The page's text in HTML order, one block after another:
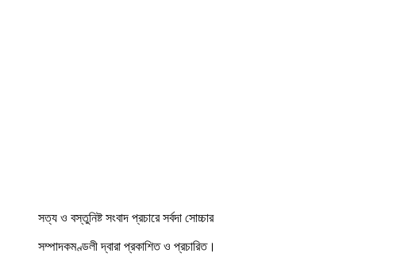
সত্য ও বস্তুনিষ্ট সংবাদ প্রচারে সর্বদা সোচ্চার
সম্পাদকমণ্ডলী দ্বারা প্রকাশিত ও প্রচারিত।